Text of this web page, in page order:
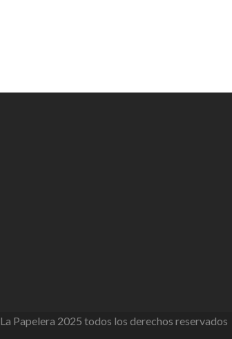
La Papelera 2025 todos los derechos reservados